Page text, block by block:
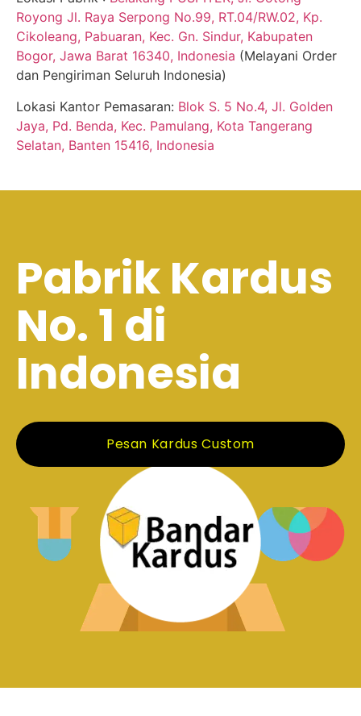
Royong Jl. Raya Serpong No.99, RT.04/RW.02, Kp.
Cikoleang, Pabuaran, Kec. Gn. Sindur, Kabupaten
Bogor, Jawa Barat 16340, Indonesia (Melayani Order
dan Pengiriman Seluruh Indonesia)
Lokasi Kantor Pemasaran: Blok S. 5 No.4, Jl. Golden
Jaya, Pd. Benda, Kec. Pamulang, Kota Tangerang
Selatan, Banten 15416, Indonesia
Pabrik Kardus
No. 1 di
Indonesia
Pesan Kardus Custom